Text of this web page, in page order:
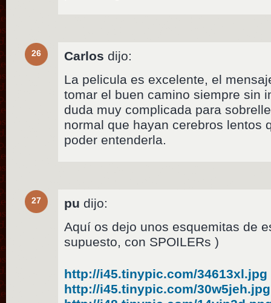
26 Carlos dijo:
La pelicula es excelente, el
tomar el buen camino siempre sin
duda muy complicada para
normal que hayan cerebros lentos
poder entenderla.
27 pu dijo:
Aquí os dejo unos esquemitas de
supuesto, con SPOILERs )
http://i45.tinypic.com/34613xl.jpg
http://i45.tinypic.com/30w5jeh.jpg